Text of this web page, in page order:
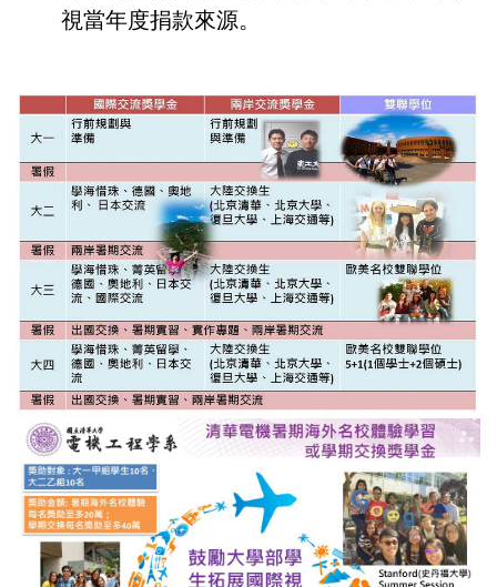
視當年度捐款來源。